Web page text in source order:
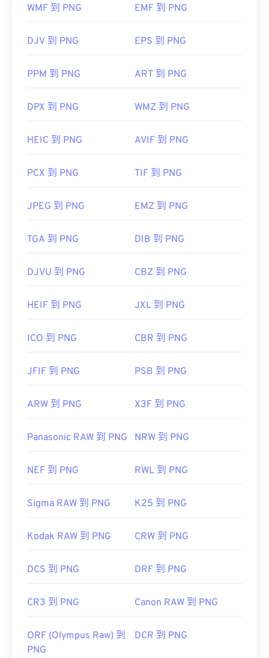
相關 PNG 工具：
WMF 到 PNG EMF 到 PNG
DJV 到 PNG EPS 到 PNG
PPM 到 PNG ART 到 PNG
DPX 到 PNG WMZ 到 PNG
HEIC 到 PNG AVIF 到 PNG
PCX 到 PNG TIF 到 PNG
JPEG 到 PNG EMZ 到 PNG
TGA 到 PNG DIB 到 PNG
DJVU 到 PNG CBZ 到 PNG
HEIF 到 PNG JXL 到 PNG
ICO 到 PNG CBR 到 PNG
JFIF 到 PNG PSB 到 PNG
ARW 到 PNG X3F 到 PNG
Panasonic RAW 到 PNG NRW 到 PNG
NEF 到 PNG RWL 到 PNG
Sigma RAW 到 PNG K25 到 PNG
Kodak RAW 到 PNG CRW 到 PNG
DCS 到 PNG DRF 到 PNG
CR3 到 PNG Canon RAW 到 PNG
ORF (Olympus Raw) 到
PNG
DCR 到 PNG